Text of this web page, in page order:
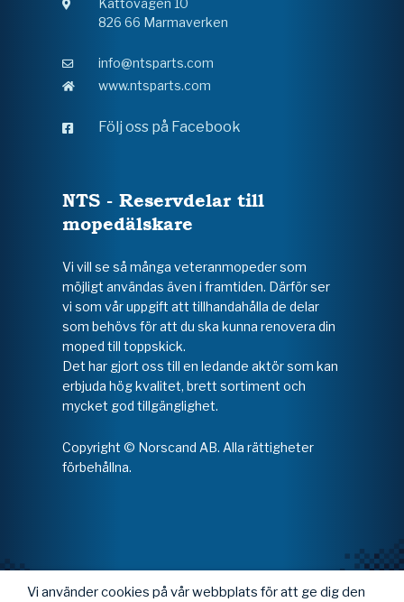
826 66 Marmaverken
info@ntsparts.com
www.ntsparts.com
Följ oss på Facebook
NTS - Reservdelar till
mopedälskare
Vi vill se så många veteranmopeder som
möjligt användas även i framtiden. Därför ser
vi som vår uppgift att tillhandahålla de delar
som behövs för att du ska kunna renovera din
moped till toppskick.
Det har gjort oss till en ledande aktör som kan
erbjuda hög kvalitet, brett sortiment och
mycket god tillgänglighet.
Copyright © Norscand AB. Alla rättigheter
förbehållna.
Vi använder cookies på vår webbplats för att ge dig den